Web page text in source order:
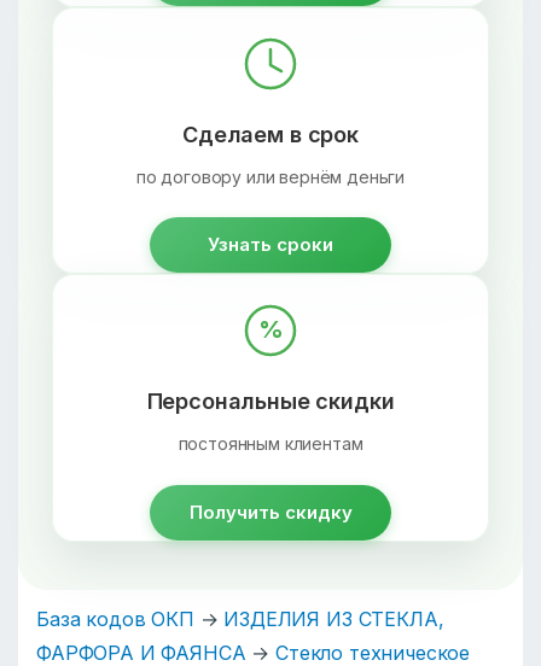
Сделаем в срок
по договору или вернём деньги
Узнать сроки
%
Персональные скидки
постоянным клиентам
Получить скидку
База кодов ОКП → ИЗДЕЛИЯ ИЗ СТЕКЛА,
ФАРФОРА И ФАЯНСА → Стекло техническое